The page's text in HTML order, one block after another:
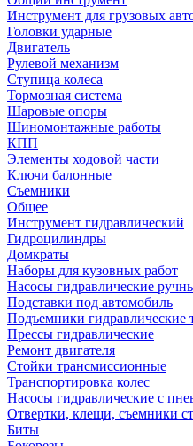
Инструмент для грузовых
Головки ударные
Двигатель
Рулевой механизм
Ступица колеса
Тормозная система
Шаровые опоры
Шиномонтажные работы
КПП
Элементы ходовой части
Ключи балонные
Съемники
Общее
Инструмент гидравлический
Гидроцилиндры
Домкраты
Наборы для кузовных работ
Насосы гидравлические
Подставки под автомобиль
Подъемники гидравлические
Прессы гидравлические
Ремонт двигателя
Стойки трансмиссионные
Транспортировка колес
Насосы гидравлические с
Отвертки, клещи, съемники
Биты